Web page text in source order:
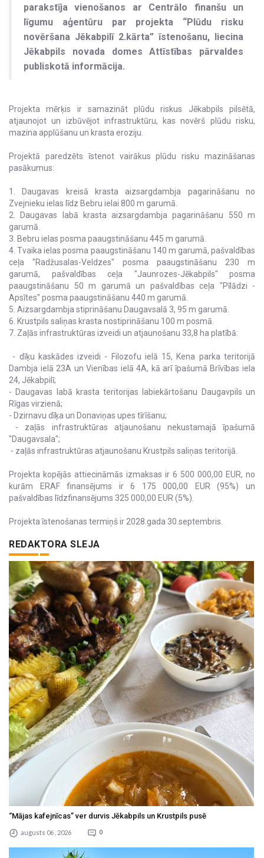
parakstīja vienošanos ar Centrālo finanšu un
līgumu aģentūru par projekta “Plūdu risku
novēršana Jēkabpilī 2.kārta” īstenošanu, liecina
Jēkabpils novada domes Attīstības pārvaldes
publiskotā informācija.
Projekta mērķis ir samazināt plūdu riskus Jēkabpils pilsētā,
atjaunojot un izbūvējot infrastruktūru, kas novērš plūdu risku,
mazina applūšanu un krasta eroziju.
Projektā paredzēts īstenot vairākus plūdu risku mazināšanas
pasākumus:
1. Daugavas kreisā krasta aizsargdambja pagarināšanu no
Zvejnieku ielas līdz Bebru ielai 800 m garumā.
2. Daugavas labā krasta aizsargdambja pagarināšanu 550 m
garumā.
3. Bebru ielas posma paaugstināšanu 445 m garumā.
4. Tvaika ielas posma paaugstināšanu 140 m garumā, pašvaldības
ceļa "Radžusalas-Veldzes" posma paaugstināšanu 230 m
garumā, pašvaldības ceļa "Jaunrozes-Jēkabpils" posma
paaugstināšanu 50 m garumā un pašvaldības ceļa "Pīlādzi -
Apsītes" posma paaugstināšanu 440 m garumā.
5. Aizsargdambja stiprināšanu Daugavsalā 3, 95 m garumā.
6. Krustpils saliņas krasta nostiprināšanu 100 m posmā.
7. Zaļās infrastruktūras izveidi un atjaunošanu 33,8 ha platībā:
- dīķu kaskādes izveidi - Filozofu ielā 15, Kena parka teritorijā
Dambja ielā 23A un Vienības ielā 4A, kā arī īpašumā Brīvības iela
24, Jēkabpilī;
- Daugavas labā krasta teritorijas labiekārtošanu Daugavpils un
Rīgas virzienā;
- Dzirnavu dīķa un Donaviņas upes tīrīšanu;
- zaļās infrastruktūras atjaunošanu nekustamajā īpašumā
"Daugavsala";
- zaļās infrastruktūras atjaunošanu Krustpils saliņas teritorijā.
Projekta kopējās attiecināmās izmaksas ir 6 500 000,00 EUR, no
kurām ERAF finansējums ir 6 175 000,00 EUR (95%) un
pašvaldības līdzfinansējums 325 000,00 EUR (5%).
Projekta īstenošanas termiņš ir 2028.gada 30.septembris.
REDAKTORA SLEJA
“Mājas kafejnīcas” ver durvis Jēkabpils un Krustpils pusē
augusts 06 , 2026 0